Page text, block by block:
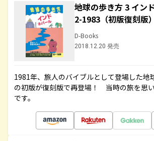
地球の歩き方 3 イン
2-1983（初版復刻版）
D-Books
2018.12.20 発売
1981年、旅人のバイブルとして登場した地
の初版が復刻版で再登場！ 当時の旅を思
です。